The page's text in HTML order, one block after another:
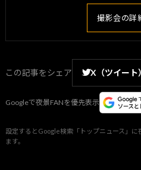
撮影会の詳
この記事をシェア X（ツイート）
Googleで夜景FANを優先表示
設定するとGoogle検索「トップニュース」に
ます。